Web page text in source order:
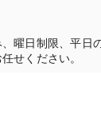
曜日制限、平日
せください。